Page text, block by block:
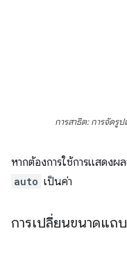
การสาธิต: การจัดรู
หากต้องการใช้การแสดง
auto เป็นค่า
การเปลี่ยนขนาดแถ